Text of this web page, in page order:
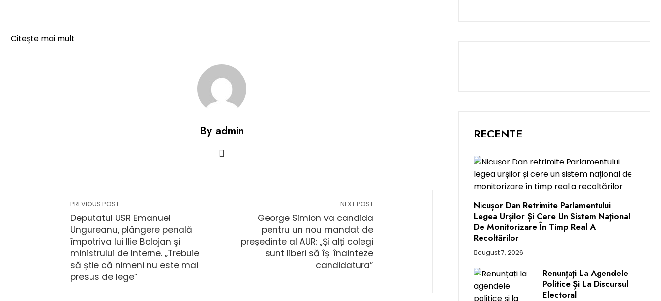
Citeşte mai mult
By admin
PREVIOUS POST
Deputatul USR Emanuel
Ungureanu, plângere penală
împotriva lui Ilie Bolojan şi
ministrului de Interne. „Trebuie
să știe că nimeni nu este mai
presus de lege”
NEXT POST
George Simion va candida
pentru un nou mandat de
președinte al AUR: „Și alți colegi
sunt liberi să își înainteze
candidatura”
RECENTE
Nicușor Dan Retrimite Parlamentului
Legea Urșilor Și Cere Un Sistem Național
De Monitorizare În Timp Real A
Recoltărilor
august 7, 2026
Renunțați La Agendele
Politice Și La Discursul
Electoral